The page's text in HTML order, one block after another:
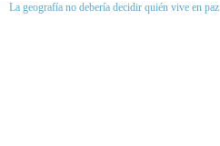
La geografía no debería decidir quién vive en paz